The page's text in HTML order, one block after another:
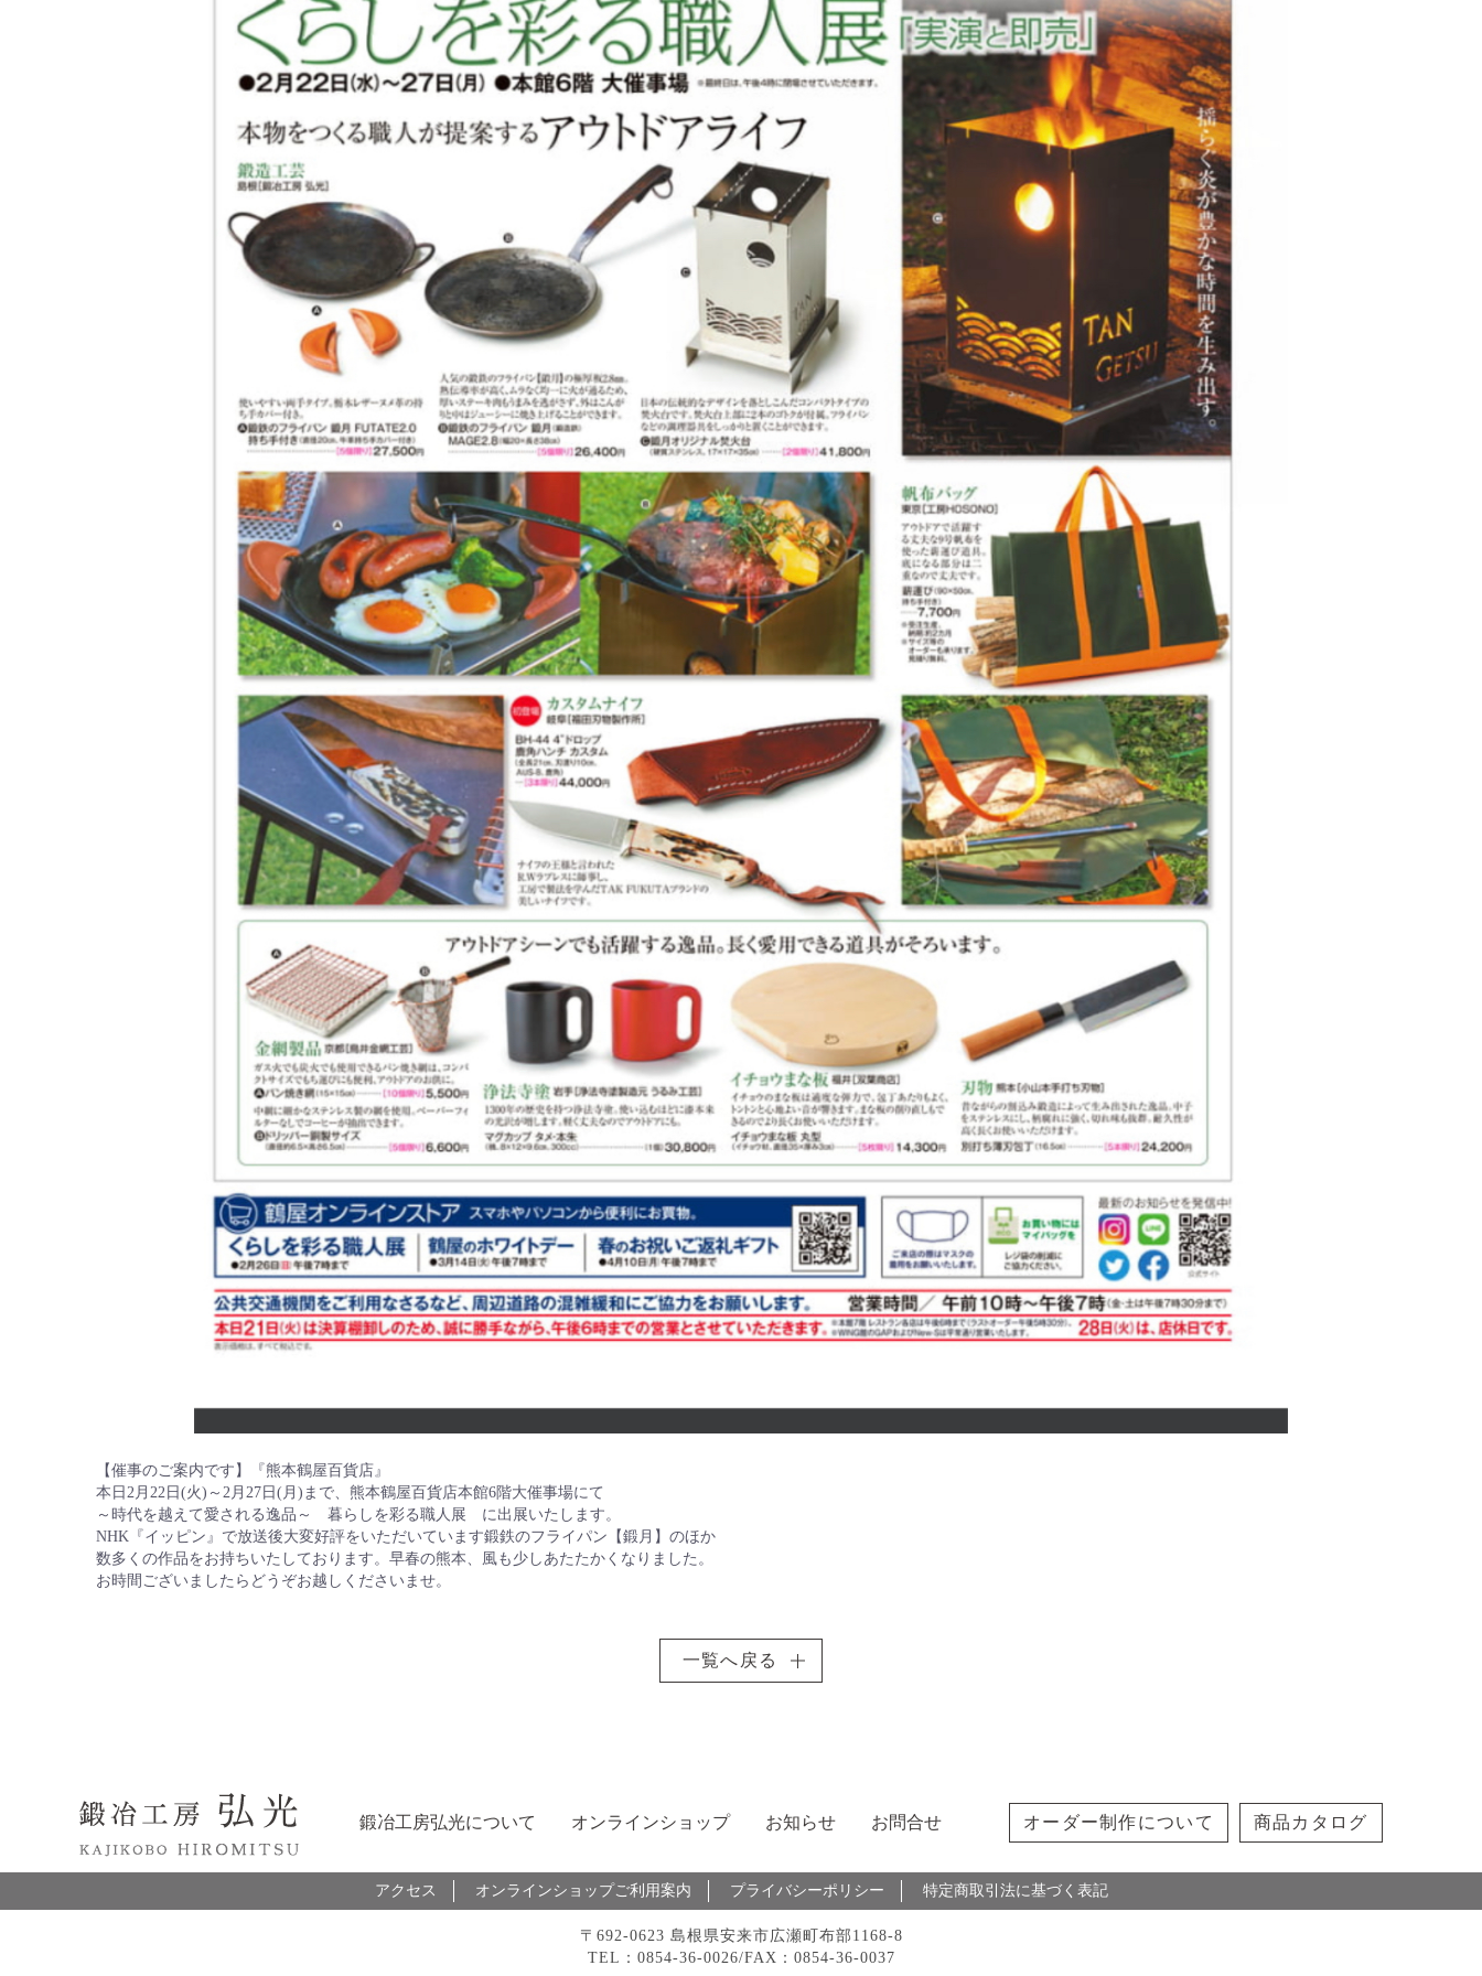
【催事のご案内です】『熊本鶴屋百貨店』
本日2月22日(火)～2月27日(月)まで、熊本鶴屋百貨店本館6階大催事場にて
～時代を越えて愛される逸品～ 暮らしを彩る職人展 に出展いたします。
NHK『イッピン』で放送後大変好評をいただいています鍛鉄のフライパン【鍛月】のほか
数多くの作品をお持ちいたしております。早春の熊本、風も少しあたたかくなりました。
お時間ございましたらどうぞお越しくださいませ。
一覧へ戻る
鍛冶工房弘光について オンラインショップ お知らせ お問合せ オーダー制作について 商品カタログ
アクセス オンラインショップご利用案内 プライバシーポリシー 特定商取引法に基づく表記
〒692-0623 島根県安来市広瀬町布部1168-8
TEL：0854-36-0026/FAX：0854-36-0037